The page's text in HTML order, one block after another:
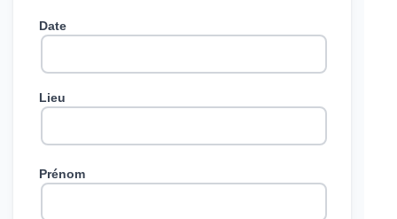
Date
Lieu
Prénom